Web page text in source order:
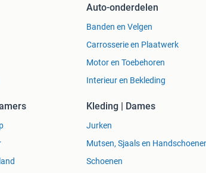
Auto-onderdelen
Banden en Velgen
Carrosserie en Plaatwerk
Motor en Toebehoren
Interieur en Bekleding
Kleding | Dames
Jurken
Mutsen, Sjaals en
Schoenen